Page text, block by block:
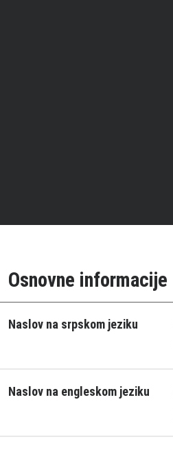
Osnovne informacije
Naslov na srpskom jeziku
Naslov na engleskom jeziku